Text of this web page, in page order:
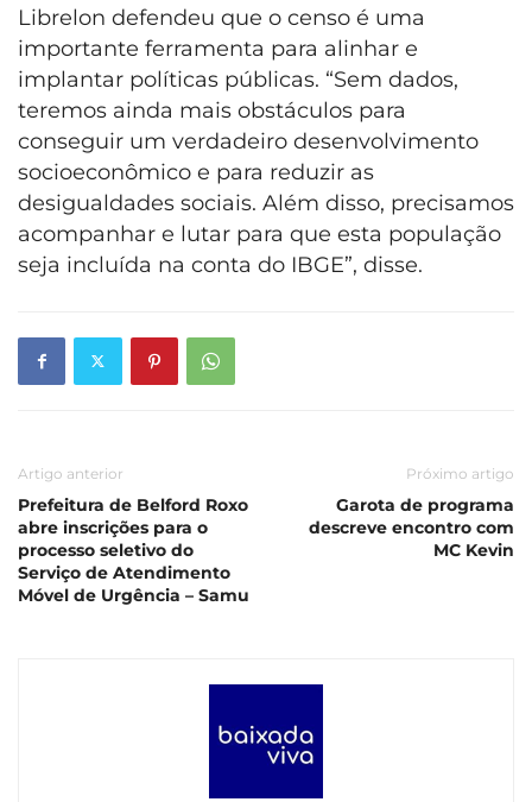
Librelon defendeu que o censo é uma
importante ferramenta para alinhar e
implantar políticas públicas. “Sem dados,
teremos ainda mais obstáculos para
conseguir um verdadeiro desenvolvimento
socioeconômico e para reduzir as
desigualdades sociais. Além disso, precisamos
acompanhar e lutar para que esta população
seja incluída na conta do IBGE”, disse.
Artigo anterior
Prefeitura de Belford Roxo
abre inscrições para o
processo seletivo do
Serviço de Atendimento
Móvel de Urgência – Samu
Próximo artigo
Garota de programa
descreve encontro com
MC Kevin